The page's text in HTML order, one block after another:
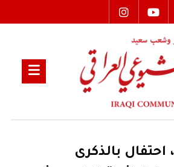
بالذكرى